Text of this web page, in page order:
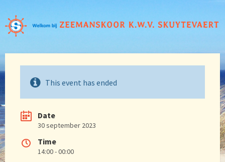
This event has ended
Date
30 september 2023
Time
14:00 - 00:00